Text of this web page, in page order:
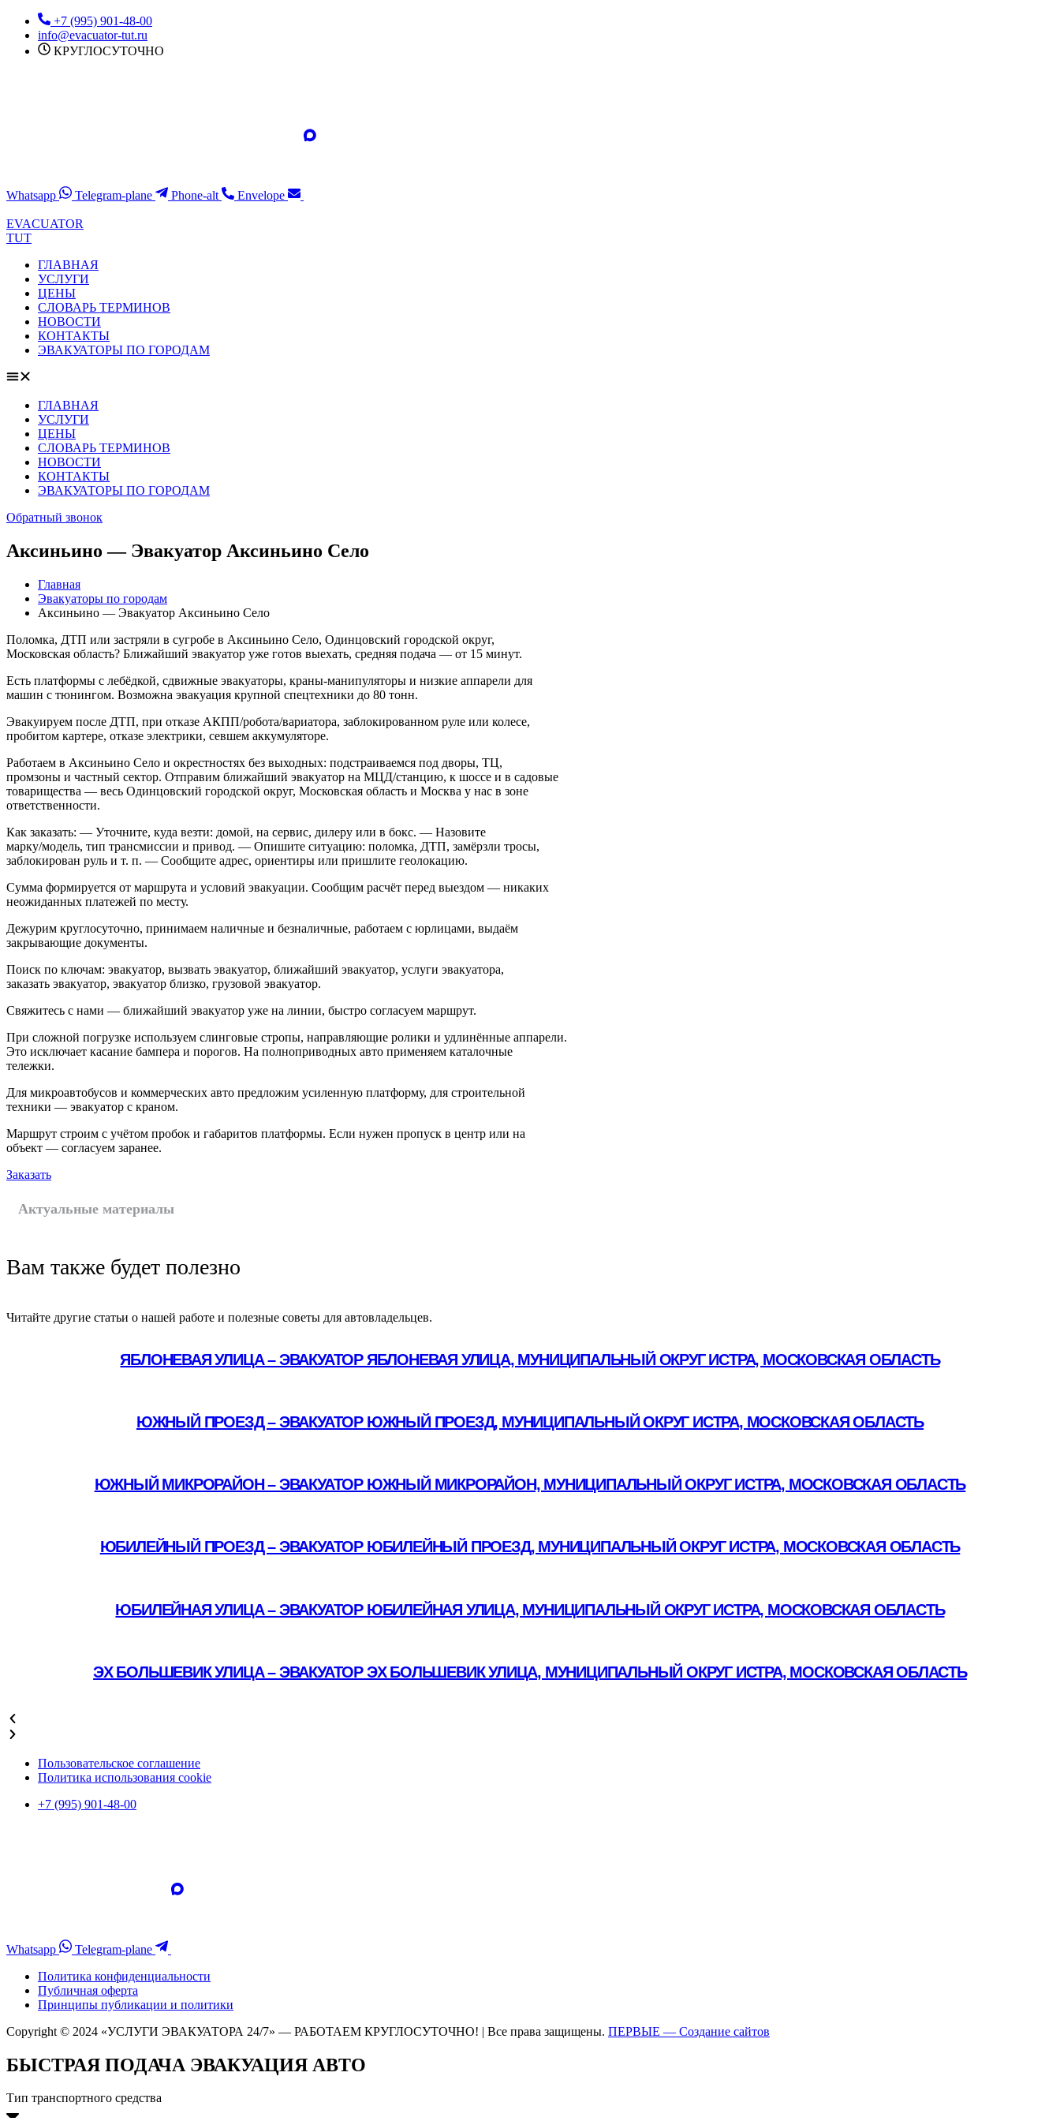
Перейти
содержимому
+7 (995) 901-48-00
info@evacuator-tut.ru
КРУГЛОСУТОЧНО
Whatsapp Telegram-plane Phone-alt Envelope
EVACUATOR
TUT
ГЛАВНАЯ
УСЛУГИ
ЦЕНЫ
СЛОВАРЬ ТЕРМИНОВ
НОВОСТИ
КОНТАКТЫ
ЭВАКУАТОРЫ ПО ГОРОДАМ
ГЛАВНАЯ
УСЛУГИ
ЦЕНЫ
СЛОВАРЬ ТЕРМИНОВ
НОВОСТИ
КОНТАКТЫ
ЭВАКУАТОРЫ ПО ГОРОДАМ
Обратный звонок
Аксиньино — Эвакуатор Аксиньино Село
Главная
Эвакуаторы по городам
Аксиньино — Эвакуатор Аксиньино Село
Поломка, ДТП или застряли в сугробе в Аксиньино Село, Одинцовский городской округ,
Московская область? Ближайший эвакуатор уже готов выехать, средняя подача — от 15 минут.
Есть платформы с лебёдкой, сдвижные эвакуаторы, краны-манипуляторы и низкие аппарели для
машин с тюнингом. Возможна эвакуация крупной спецтехники до 80 тонн.
Эвакуируем после ДТП, при отказе АКПП/робота/вариатора, заблокированном руле или колесе,
пробитом картере, отказе электрики, севшем аккумуляторе.
Работаем в Аксиньино Село и окрестностях без выходных: подстраиваемся под дворы, ТЦ,
промзоны и частный сектор. Отправим ближайший эвакуатор на МЦД/станцию, к шоссе и в садовые
товарищества — весь Одинцовский городской округ, Московская область и Москва у нас в зоне
ответственности.
Как заказать: — Уточните, куда везти: домой, на сервис, дилеру или в бокс. — Назовите
марку/модель, тип трансмиссии и привод. — Опишите ситуацию: поломка, ДТП, замёрзли тросы,
заблокирован руль и т. п. — Сообщите адрес, ориентиры или пришлите геолокацию.
Сумма формируется от маршрута и условий эвакуации. Сообщим расчёт перед выездом — никаких
неожиданных платежей по месту.
Дежурим круглосуточно, принимаем наличные и безналичные, работаем с юрлицами, выдаём
закрывающие документы.
Поиск по ключам: эвакуатор, вызвать эвакуатор, ближайший эвакуатор, услуги эвакуатора,
заказать эвакуатор, эвакуатор близко, грузовой эвакуатор.
Свяжитесь с нами — ближайший эвакуатор уже на линии, быстро согласуем маршрут.
При сложной погрузке используем слинговые стропы, направляющие ролики и удлинённые аппарели.
Это исключает касание бампера и порогов. На полноприводных авто применяем каталочные
тележки.
Для микроавтобусов и коммерческих авто предложим усиленную платформу, для строительной
техники — эвакуатор с краном.
Маршрут строим с учётом пробок и габаритов платформы. Если нужен пропуск в центр или на
объект — согласуем заранее.
Заказать
Актуальные материалы
Вам также будет полезно
Читайте другие статьи о нашей работе и полезные советы для автовладельцев.
ЯБЛОНЕВАЯ УЛИЦА – ЭВАКУАТОР ЯБЛОНЕВАЯ УЛИЦА, МУНИЦИПАЛЬНЫЙ ОКРУГ ИСТРА, МОСКОВСКАЯ ОБЛАСТЬ
ЮЖНЫЙ ПРОЕЗД – ЭВАКУАТОР ЮЖНЫЙ ПРОЕЗД, МУНИЦИПАЛЬНЫЙ ОКРУГ ИСТРА, МОСКОВСКАЯ ОБЛАСТЬ
ЮЖНЫЙ МИКРОРАЙОН – ЭВАКУАТОР ЮЖНЫЙ МИКРОРАЙОН, МУНИЦИПАЛЬНЫЙ ОКРУГ ИСТРА, МОСКОВСКАЯ ОБЛАСТЬ
ЮБИЛЕЙНЫЙ ПРОЕЗД – ЭВАКУАТОР ЮБИЛЕЙНЫЙ ПРОЕЗД, МУНИЦИПАЛЬНЫЙ ОКРУГ ИСТРА, МОСКОВСКАЯ ОБЛАСТЬ
ЮБИЛЕЙНАЯ УЛИЦА – ЭВАКУАТОР ЮБИЛЕЙНАЯ УЛИЦА, МУНИЦИПАЛЬНЫЙ ОКРУГ ИСТРА, МОСКОВСКАЯ ОБЛАСТЬ
ЭХ БОЛЬШЕВИК УЛИЦА – ЭВАКУАТОР ЭХ БОЛЬШЕВИК УЛИЦА, МУНИЦИПАЛЬНЫЙ ОКРУГ ИСТРА, МОСКОВСКАЯ ОБЛАСТЬ
Пользовательское соглашение
Политика использования cookie
+7 (995) 901-48-00
Whatsapp
Telegram-plane
Политика конфиденциальности
Публичная оферта
Принципы публикации и политики
Copyright © 2024 «УСЛУГИ ЭВАКУАТОРА 24/7» — РАБОТАЕМ КРУГЛОСУТОЧНО! | Все права защищены. ПЕРВЫЕ — Создание сайтов
БЫСТРАЯ ПОДАЧА ЭВАКУАЦИЯ АВТО
Тип транспортного средства